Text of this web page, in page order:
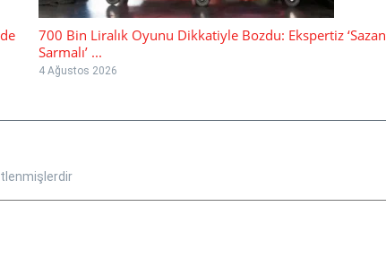
700 Bin Liralık Oyunu Dikkatiyle Bozdu: Ekspertiz ‘Sazan
Sarmalı’ ...
4 Ağustos 2026